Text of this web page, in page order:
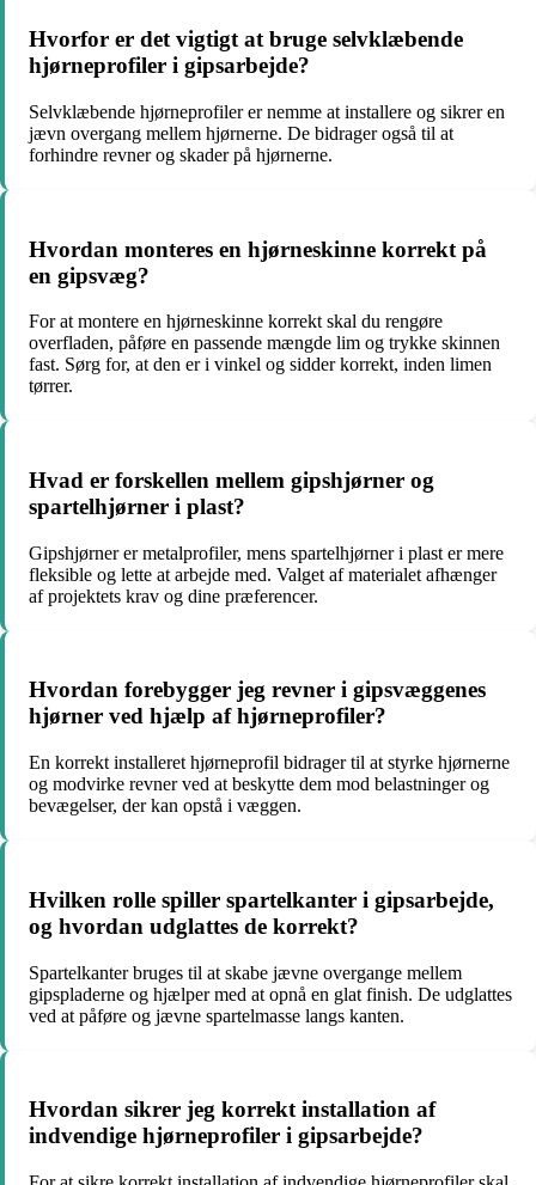
Hvorfor er det vigtigt at bruge selvklæbende
hjørneprofiler i gipsarbejde?
Selvklæbende hjørneprofiler er nemme at installere og sikrer en
jævn overgang mellem hjørnerne. De bidrager også til at
forhindre revner og skader på hjørnerne.
Hvordan monteres en hjørneskinne korrekt på
en gipsvæg?
For at montere en hjørneskinne korrekt skal du rengøre
overfladen, påføre en passende mængde lim og trykke skinnen
fast. Sørg for, at den er i vinkel og sidder korrekt, inden limen
tørrer.
Hvad er forskellen mellem gipshjørner og
spartelhjørner i plast?
Gipshjørner er metalprofiler, mens spartelhjørner i plast er mere
fleksible og lette at arbejde med. Valget af materialet afhænger
af projektets krav og dine præferencer.
Hvordan forebygger jeg revner i gipsvæggenes
hjørner ved hjælp af hjørneprofiler?
En korrekt installeret hjørneprofil bidrager til at styrke hjørnerne
og modvirke revner ved at beskytte dem mod belastninger og
bevægelser, der kan opstå i væggen.
Hvilken rolle spiller spartelkanter i gipsarbejde,
og hvordan udglattes de korrekt?
Spartelkanter bruges til at skabe jævne overgange mellem
gipspladerne og hjælper med at opnå en glat finish. De udglattes
ved at påføre og jævne spartelmasse langs kanten.
Hvordan sikrer jeg korrekt installation af
indvendige hjørneprofiler i gipsarbejde?